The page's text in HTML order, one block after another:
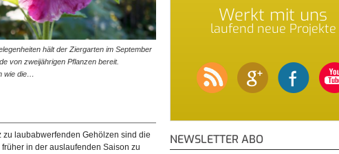
hält der Ziergarten im September
von zweijährigen Pflanzen bereit.
wie die…
zu laubabwerfenden Gehölzen sind die
früher in der auslaufenden Saison zu
Werkt mit uns
laufend neue Projekte
NEWSLETTER ABO